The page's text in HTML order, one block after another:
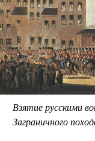
Взятие русскими
Заграничного